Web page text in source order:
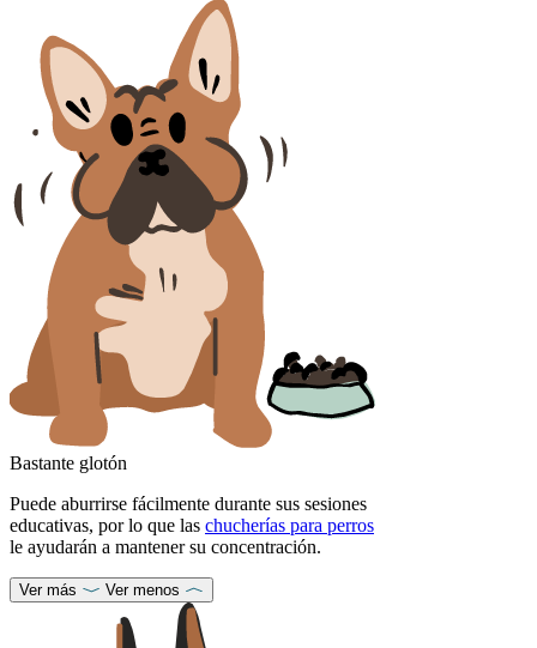
Bastante glotón
Puede aburrirse fácilmente durante sus sesiones
educativas, por lo que las chucherías para perros
le ayudarán a mantener su concentración.
Ver más Ver menos